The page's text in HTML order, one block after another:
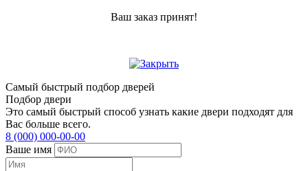
Ваш заказ принят!
Самый быстрый подбор дверей
Подбор двери
Это самый быстрый способ узнать какие двери подходят для
Вас больше всего.
8 (000) 000-00-00
Ваше имя